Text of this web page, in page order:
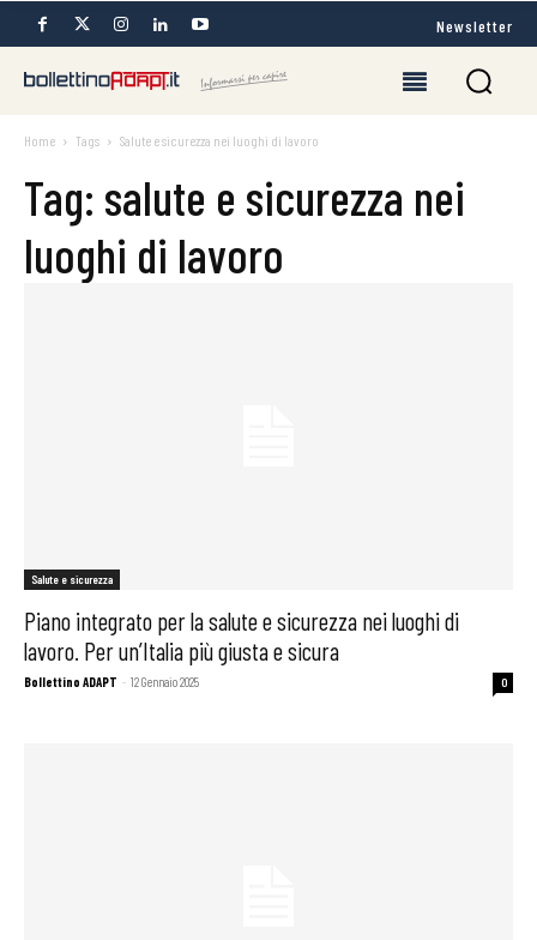
Newsletter
Home Tags Salute e sicurezza nei luoghi di lavoro
Tag: salute e sicurezza nei
luoghi di lavoro
Salute e sicurezza
Piano integrato per la salute e sicurezza nei luoghi di
lavoro. Per un’Italia più giusta e sicura
Bollettino ADAPT - 12 Gennaio 2025 0